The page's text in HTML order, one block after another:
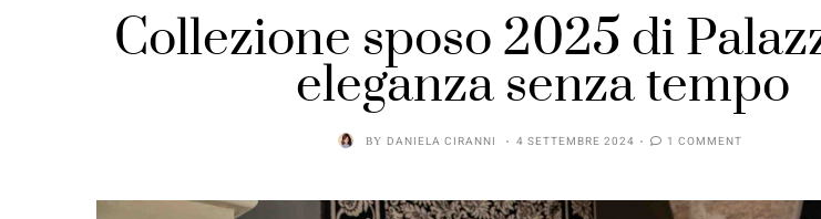
Collezione sposo 2025 di
eleganza senza tempo
BY DANIELA CIRANNI 4 SETTEMBRE 2024 1 COMMENT